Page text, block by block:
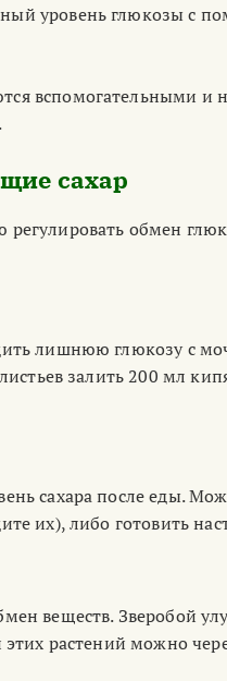
уровень глюкозы с
вспомогательными и
сахар
регулировать обмен
лишнюю глюкозу с
залить 200 мл
сахара после еды.
их), либо готовить
веществ. Зверобой
растений можно